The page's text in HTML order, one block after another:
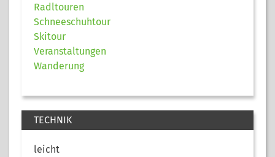
Radltouren
Schneeschuhtour
Skitour
Veranstaltungen
Wanderung
TECHNIK
leicht